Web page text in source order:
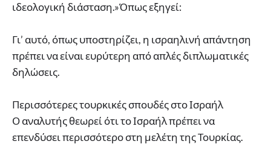
ιδεολογική διάσταση.»Όπως εξηγεί:
Γι’ αυτό, όπως υποστηρίζει, η ισραηλινή απάντηση
πρέπει να είναι ευρύτερη από απλές διπλωματικές
δηλώσεις.
Περισσότερες τουρκικές σπουδές στο Ισραήλ
Ο αναλυτής θεωρεί ότι το Ισραήλ πρέπει να
επενδύσει περισσότερο στη μελέτη της Τουρκίας.